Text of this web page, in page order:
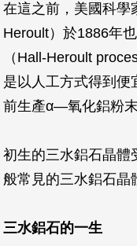
在這之前，美國科學
Heroult）於1886年
（Hall-Heroult
是以人工方式得到便
前生產α—氧化鋁粉末
初生的三水鋁石晶體
般常見的三水鋁石晶
三水鋁石的一生